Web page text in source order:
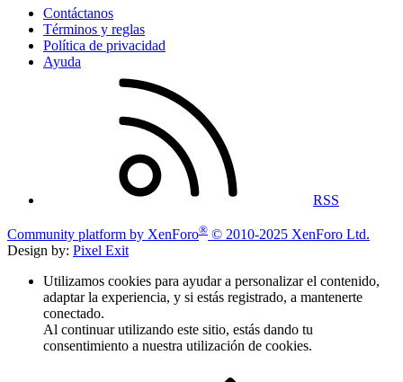
Contáctanos
Términos y reglas
Política de privacidad
Ayuda
RSS
Community platform by XenForo® © 2010-2025 XenForo Ltd.
Design by: Pixel Exit
Utilizamos cookies para ayudar a personalizar el contenido,
adaptar la experiencia, y si estás registrado, a mantenerte
conectado.
Al continuar utilizando este sitio, estás dando tu
consentimiento a nuestra utilización de cookies.